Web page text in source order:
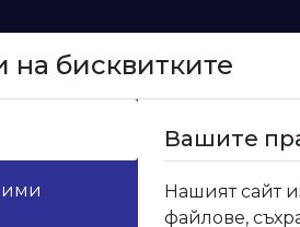
на бисквитките
Вашите
Нашият сайт
файлове,
> 152 Ламинирано ПДЧ